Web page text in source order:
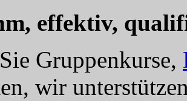
effektiv,
Gruppenkurse,
wir